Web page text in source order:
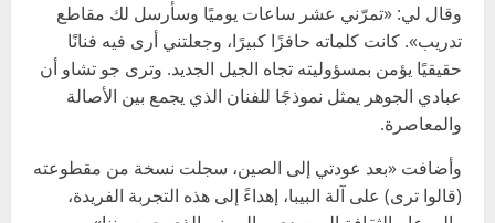
وقال لي: «تمرّني عشر ساعات يوميًا وسأرسل لك مقاطع
تدريب». كانت كلماته حافزًا كبيرًا، وجعلتني أرى فيه فنانًا
حقيقيًا يؤمن بمسؤوليته تجاه الجيل الجديد. وترى جو تشاو أن
عبادي الجوهر يمثل نموذجًا للفنان الذي يجمع بين الأصالة
والمعاصرة.
وأضافت «بعد عودتي إلى الصين، سجلت نسخة من مقطوعته
(قالوا ترى) على آلة البيبا، إهداءً إلى هذه التجربة الفريدة،